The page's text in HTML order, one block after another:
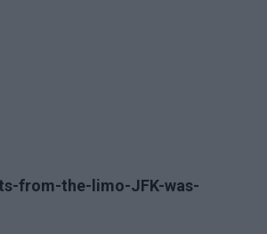
from-the-limo-JFK-was-